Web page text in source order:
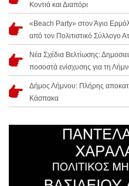
Κοντιά και Διαπόρι
«Beach Party» στον Άγιο
από τον Πολιτιστικό Σύλλογο
Νέα Σχέδια Βελτίωσης:
ποσοστά ενίσχυσης για τη
Δήμος Λήμνου: Πλήρης
Κάσπακα